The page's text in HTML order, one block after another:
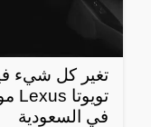
تغير كل شيء
في السعودية